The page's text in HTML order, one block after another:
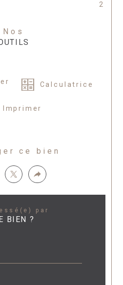
2
Nos
Calculatrice
Imprimer
ce bien
par
BIEN ?